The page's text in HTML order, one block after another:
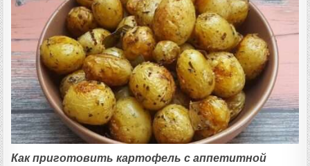
Как приготовить картофель с аппетитной